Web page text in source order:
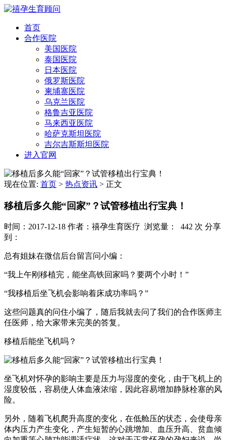
首页
合作医院
美国医院
泰国医院
日本医院
俄罗斯医院
柬埔寨医院
乌克兰医院
格鲁吉亚医院
马来西亚医院
哈萨克斯坦医院
吉尔吉斯斯坦医院
进入官网
现在位置: 首页 > 热点资讯 > 正文
移植后多久能“回家”？试管移植出行宝典！
时间：2017-12-18 作者：禧孕生育医疗 浏览量： 442 次 分享
到：
总有姐妹在微信后台留言问小编：
“我上午刚移植完，能坐高铁回家吗？要两个小时！”
“我移植后坐飞机会影响着床成功率吗？”
这些问题真的问住小编了，随后我就去问了我们的合作医师主
任医师，给大家带来完美的答复。
移植后能坐飞机吗？
坐飞机对怀孕的影响主要是压力与湿度的变化，由于飞机上的
湿度较低，容易使人体血液浓缩，因此容易增加静脉栓塞的风
险。
另外，随着飞机爬升高度的变化，在低舱压的状态，会使母亲
体内压力产生变化，产生短暂的心跳增加、血压升高、贫血倾